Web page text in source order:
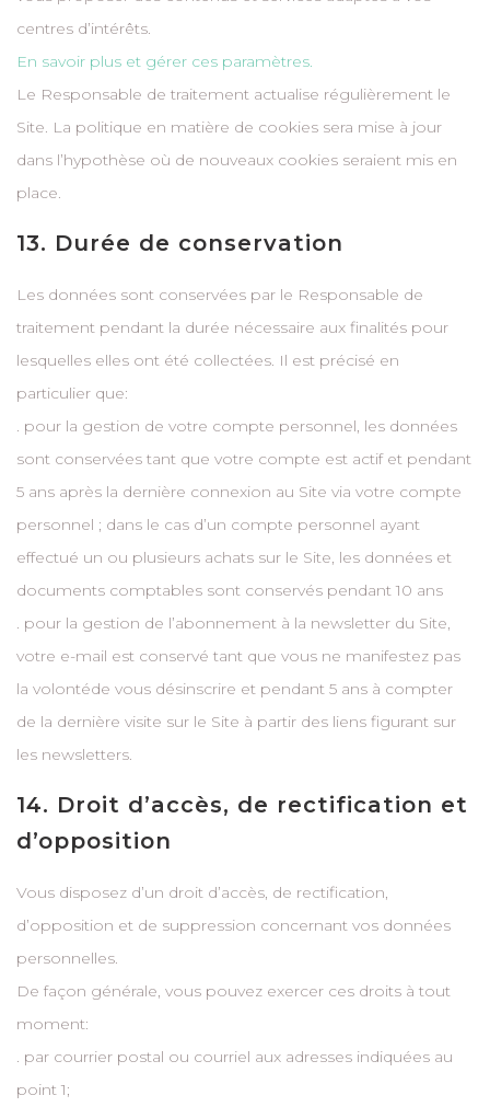
centres d’intérêts.
En savoir plus et gérer ces paramètres.
Le Responsable de traitement actualise régulièrement le
Site. La politique en matière de cookies sera mise à jour
dans l’hypothèse où de nouveaux cookies seraient mis en
place.
13. Durée de conservation
Les données sont conservées par le Responsable de
traitement pendant la durée nécessaire aux finalités pour
lesquelles elles ont été collectées. Il est précisé en
particulier que:
. pour la gestion de votre compte personnel, les données
sont conservées tant que votre compte est actif et pendant
5 ans après la dernière connexion au Site via votre compte
personnel ; dans le cas d’un compte personnel ayant
effectué un ou plusieurs achats sur le Site, les données et
documents comptables sont conservés pendant 10 ans
. pour la gestion de l’abonnement à la newsletter du Site,
votre e-mail est conservé tant que vous ne manifestez pas
la volontéde vous désinscrire et pendant 5 ans à compter
de la dernière visite sur le Site à partir des liens figurant sur
les newsletters.
14. Droit d’accès, de rectification et
d’opposition
Vous disposez d’un droit d’accès, de rectification,
d’opposition et de suppression concernant vos données
personnelles.
De façon générale, vous pouvez exercer ces droits à tout
moment:
. par courrier postal ou courriel aux adresses indiquées au
point 1;